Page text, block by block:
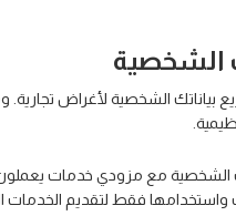
الشخصية
بياناتك الشخصية لأغراض
مع مزودي خدمات يعملون
فقط لتقديم الخدمات